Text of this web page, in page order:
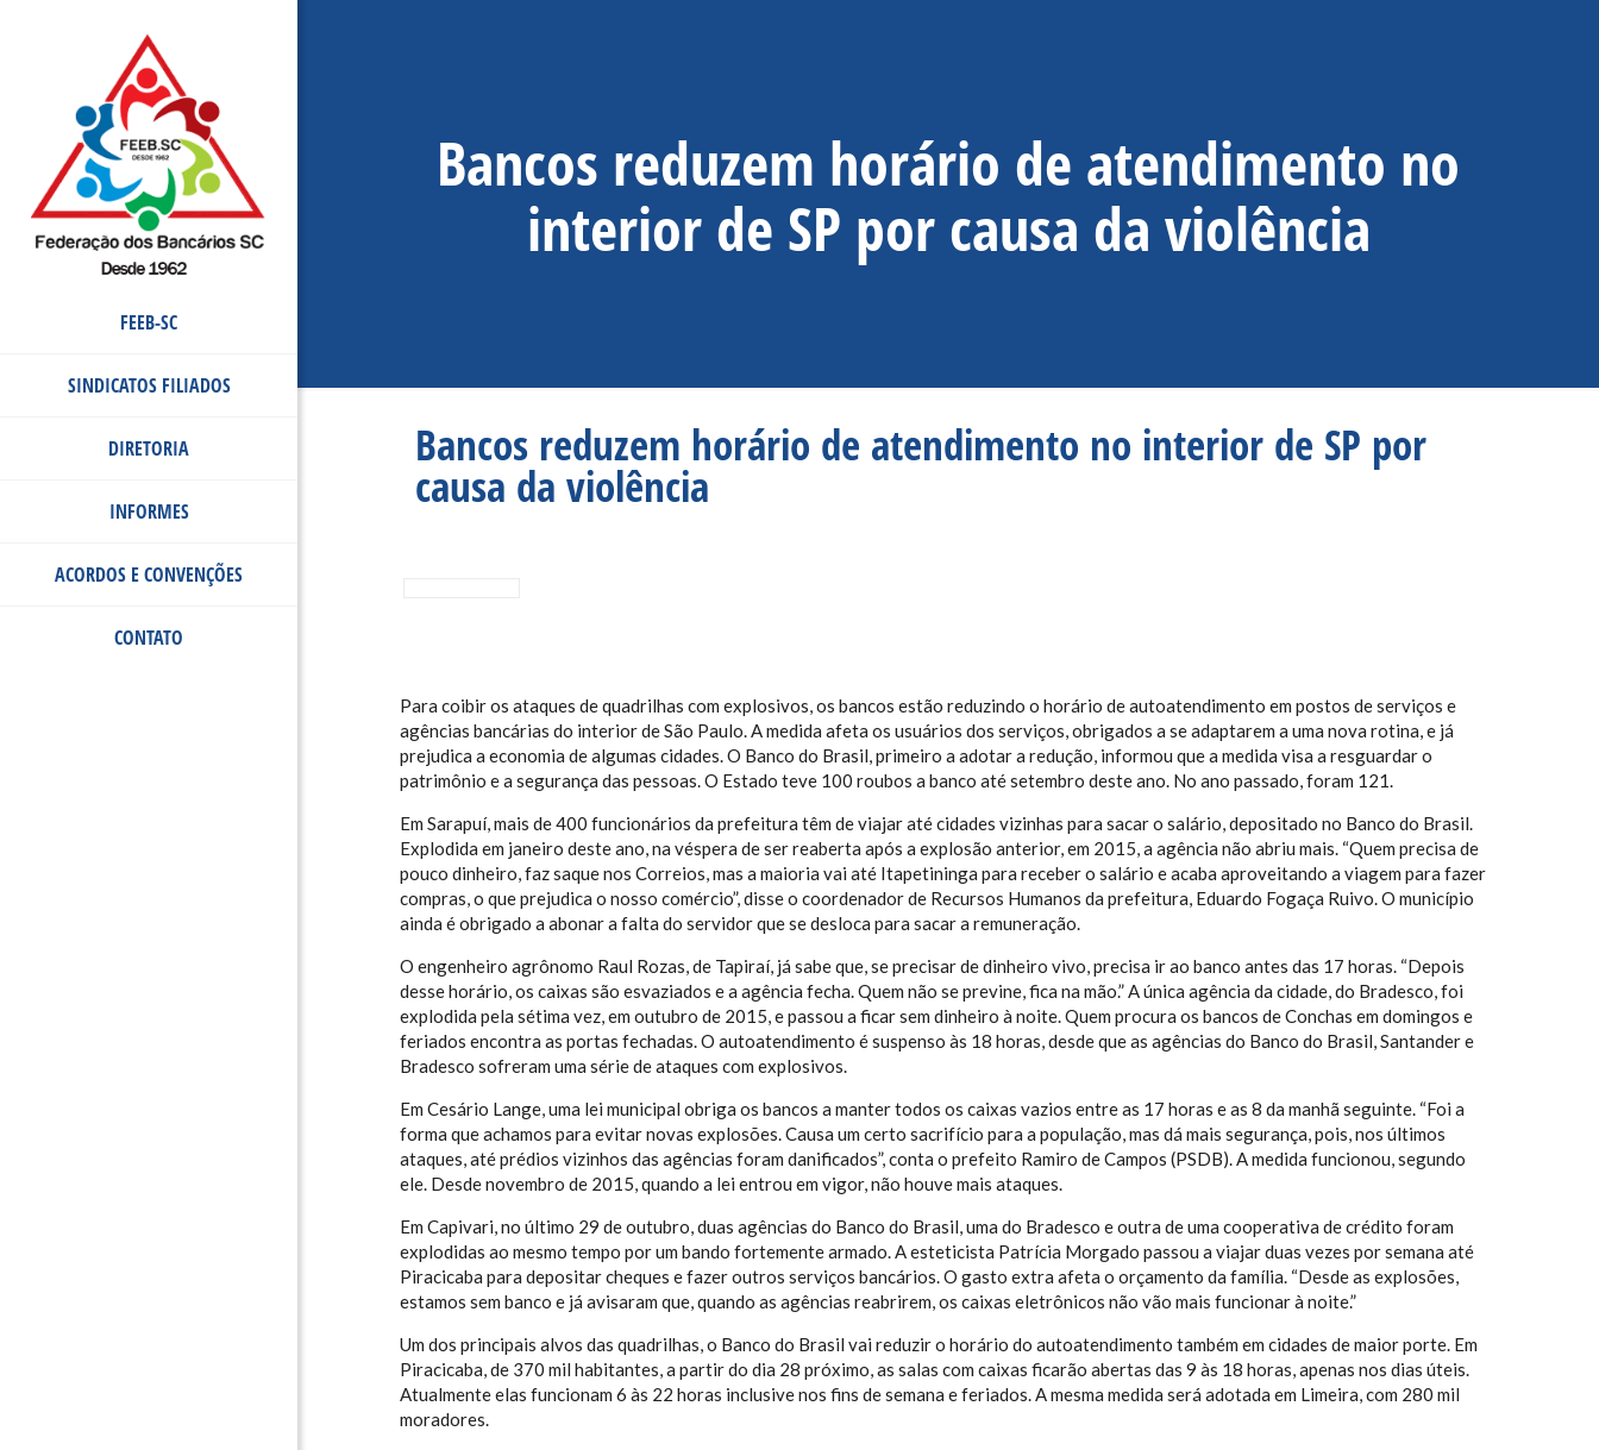
FEEB-SC
SINDICATOS FILIADOS
DIRETORIA
INFORMES
ACORDOS E CONVENÇÕES
CONTATO
Bancos reduzem horário de atendimento no
interior de SP por causa da violência
Bancos reduzem horário de atendimento no interior de SP por
causa da violência
Para coibir os ataques de quadrilhas com explosivos, os bancos estão reduzindo o horário de autoatendimento em postos de serviços e
agências bancárias do interior de São Paulo. A medida afeta os usuários dos serviços, obrigados a se adaptarem a uma nova rotina, e já
prejudica a economia de algumas cidades. O Banco do Brasil, primeiro a adotar a redução, informou que a medida visa a resguardar o
patrimônio e a segurança das pessoas. O Estado teve 100 roubos a banco até setembro deste ano. No ano passado, foram 121.
Em Sarapuí, mais de 400 funcionários da prefeitura têm de viajar até cidades vizinhas para sacar o salário, depositado no Banco do Brasil.
Explodida em janeiro deste ano, na véspera de ser reaberta após a explosão anterior, em 2015, a agência não abriu mais. “Quem precisa de
pouco dinheiro, faz saque nos Correios, mas a maioria vai até Itapetininga para receber o salário e acaba aproveitando a viagem para fazer
compras, o que prejudica o nosso comércio”, disse o coordenador de Recursos Humanos da prefeitura, Eduardo Fogaça Ruivo. O município
ainda é obrigado a abonar a falta do servidor que se desloca para sacar a remuneração.
O engenheiro agrônomo Raul Rozas, de Tapiraí, já sabe que, se precisar de dinheiro vivo, precisa ir ao banco antes das 17 horas. “Depois
desse horário, os caixas são esvaziados e a agência fecha. Quem não se previne, fica na mão.” A única agência da cidade, do Bradesco, foi
explodida pela sétima vez, em outubro de 2015, e passou a ficar sem dinheiro à noite. Quem procura os bancos de Conchas em domingos e
feriados encontra as portas fechadas. O autoatendimento é suspenso às 18 horas, desde que as agências do Banco do Brasil, Santander e
Bradesco sofreram uma série de ataques com explosivos.
Em Cesário Lange, uma lei municipal obriga os bancos a manter todos os caixas vazios entre as 17 horas e as 8 da manhã seguinte. “Foi a
forma que achamos para evitar novas explosões. Causa um certo sacrifício para a população, mas dá mais segurança, pois, nos últimos
ataques, até prédios vizinhos das agências foram danificados”, conta o prefeito Ramiro de Campos (PSDB). A medida funcionou, segundo
ele. Desde novembro de 2015, quando a lei entrou em vigor, não houve mais ataques.
Em Capivari, no último 29 de outubro, duas agências do Banco do Brasil, uma do Bradesco e outra de uma cooperativa de crédito foram
explodidas ao mesmo tempo por um bando fortemente armado. A esteticista Patrícia Morgado passou a viajar duas vezes por semana até
Piracicaba para depositar cheques e fazer outros serviços bancários. O gasto extra afeta o orçamento da família. “Desde as explosões,
estamos sem banco e já avisaram que, quando as agências reabrirem, os caixas eletrônicos não vão mais funcionar à noite.”
Um dos principais alvos das quadrilhas, o Banco do Brasil vai reduzir o horário do autoatendimento também em cidades de maior porte. Em
Piracicaba, de 370 mil habitantes, a partir do dia 28 próximo, as salas com caixas ficarão abertas das 9 às 18 horas, apenas nos dias úteis.
Atualmente elas funcionam 6 às 22 horas inclusive nos fins de semana e feriados. A mesma medida será adotada em Limeira, com 280 mil
moradores.